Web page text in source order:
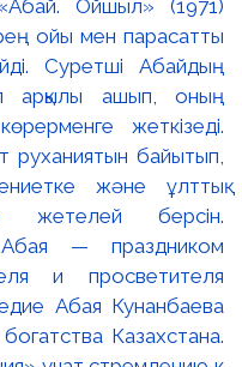
произведений,
живут в
🔸Мы говорили о
художника, о том,
и как меняется их
главное — о городе,
героев творчества
этом маршрут не
вместе с
и командой
в город — увидеть
там, где они